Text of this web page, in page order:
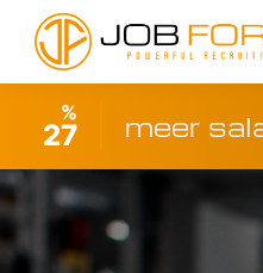
%
27 meer